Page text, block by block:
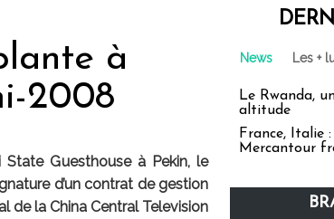
à
2008
State Guesthouse à Pekin, le
d’un contrat de gestion
de la China Central Television
News Les +
Le Rwanda,
altitude
France, Italie
Mercantour